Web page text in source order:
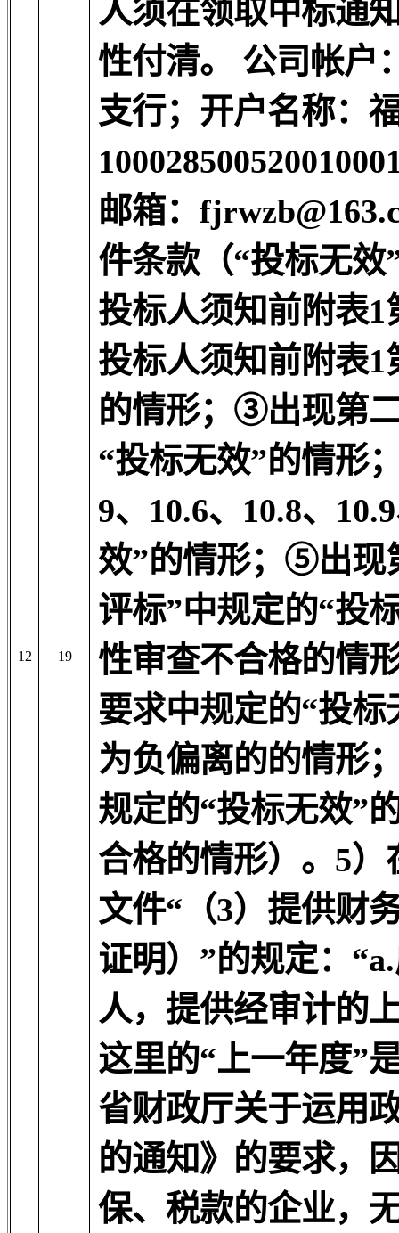
12 19
人须在领取中标通
性付清。 公司帐户
支行；开户名称：
邮箱：
件条款（“投标无
投标人须知前附表
投标人须知前附表1
的情形；③出现第
“投标无效”的情形
9、10.6、10.8、
效”的情形；⑤出现
评标”中规定的“投
性审查不合格的情
要求中规定的“投
为负偏离的的情形
规定的“投标无效”
合格的情形）。5
文件“（3）提供财
证明）”的规定：
人，提供经审计的
这里的“上一年度”
省财政厅关于运用
的通知》的要求，
保、税款的企业，